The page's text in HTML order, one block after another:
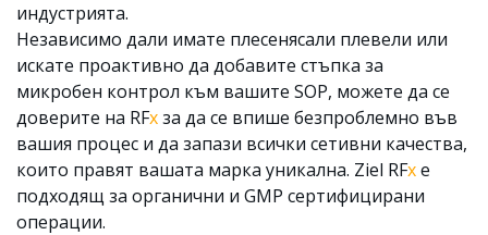
индустрията.
Независимо дали имате плесенясали плевели или
искате проактивно да добавите стъпка за
микробен контрол към вашите SOP, можете да се
доверите на RFхза да се впише безпроблемно във
вашия процес и да запази всички сетивни качества,
които правят вашата марка уникална. Ziel RFхе
подходящ за органични и GMP сертифицирани
операции.